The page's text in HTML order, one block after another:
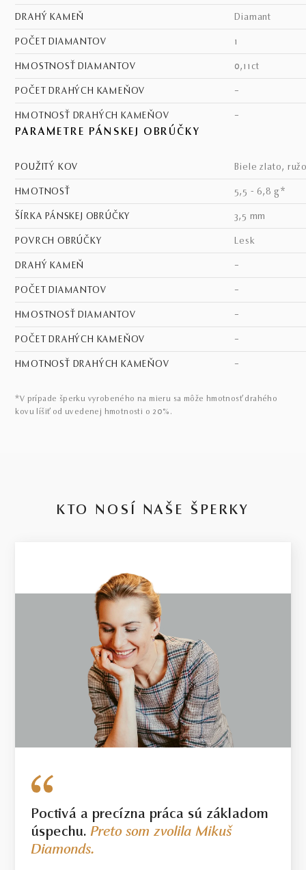
DRAHÝ KAMEŇ diamant
POČET DIAMANTOV 1
HMOSTNOSŤ DIAMANTOV 0,11ct
POČET DRAHÝCH KAMEŇOV –
HMOTNOSŤ DRAHÝCH KAMEŇOV –
PARAMETRE PÁNSKEJ OBRÚČKY
POUŽITÝ KOV biele zlato,
HMOTNOSŤ 5,5 - 6,8 g*
ŠÍRKA PÁNSKEJ OBRÚČKY 3,5 mm
POVRCH OBRÚČKY lesk
DRAHÝ KAMEŇ –
POČET DIAMANTOV –
HMOSTNOSŤ DIAMANTOV –
POČET DRAHÝCH KAMEŇOV –
HMOTNOSŤ DRAHÝCH KAMEŇOV –
*V prípade šperku vyrobeného na mieru sa môže hmotnosť drahého
kovu líšiť od uvedenej hmotnosti o 20%.
KTO NOSÍ NAŠE ŠPERKY
Poctivá a precízna práca sú základom
úspechu.Preto som zvolila Mikuš
Diamonds.